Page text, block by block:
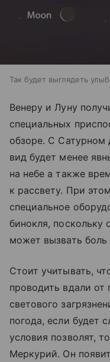
Так будет выглядеть
Венеру и Луну
специальных
обзоре. С Сатурном
вид будет менее
на небе а также
к рассвету. При
специальное
бинокля, поскольку
может вызвать боль
Стоит учитывать,
проводить вдали от
светового
погода, если будет
условия позволят,
Меркурий. Он